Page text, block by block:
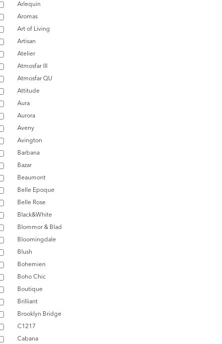
Arlequin
Aromas
Art of Living
Artisan
Atelier
Atmosfar III
Atmosfar QU
Attitude
Aura
Aurora
Aveny
Avington
Barbana
Bazar
Beaumont
Belle Epoque
Belle Rose
Black&White
Blommor & Blad
Bloomingdale
Blush
Bohemien
Boho Chic
Boutique
Brilliant
Brooklyn Bridge
C1217
Cabana